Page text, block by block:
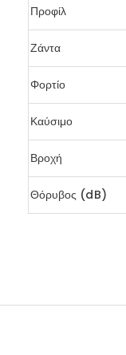
Προφίλ
Ζάντα
Φορτίο
Καύσιμο
Βροχή
Θόρυβος (dB)